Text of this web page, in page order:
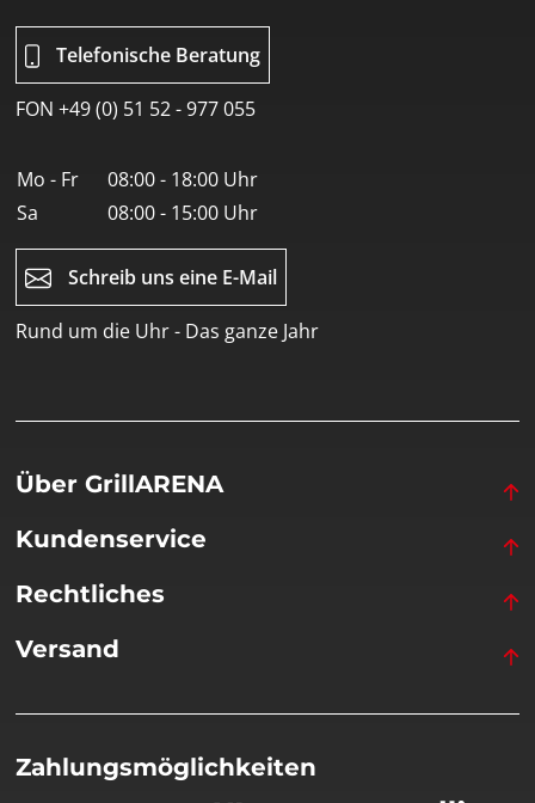
Telefonische Beratung
FON +49 (0) 51 52 - 977 055
Mo - Fr
08:00 - 18:00 Uhr
Sa
08:00 - 15:00 Uhr
Schreib uns eine E-Mail
Rund um die Uhr - Das ganze Jahr
Über GrillARENA
Kundenservice
Rechtliches
Versand
Zahlungsmöglichkeiten